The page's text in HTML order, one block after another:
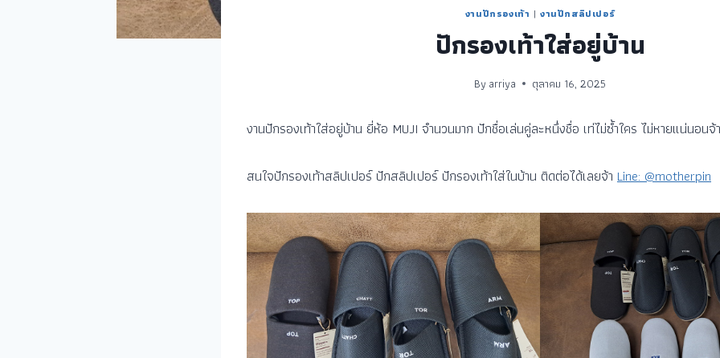
งานปักรองเท้า |งานปักสลิปเปอร์
ปักรองเท้าใส่อยู่บ้าน
Byarriya ตุลาคม 16, 2025
งานปักรองเท้าใส่อยู่บ้าน ยี่ห้อ MUJI จำนวนมาก ปักชื่อเล่นคู่ละหนึ่งชื่อ เท่ไม่ซ้ำใคร ไม่หายแน่นอนจ้า
สนใจปักรองเท้าสลิปเปอร์ ปักสลิปเปอร์ ปักรองเท้าใส่ในบ้าน ติดต่อได้เลยจ้า Line: @motherpin